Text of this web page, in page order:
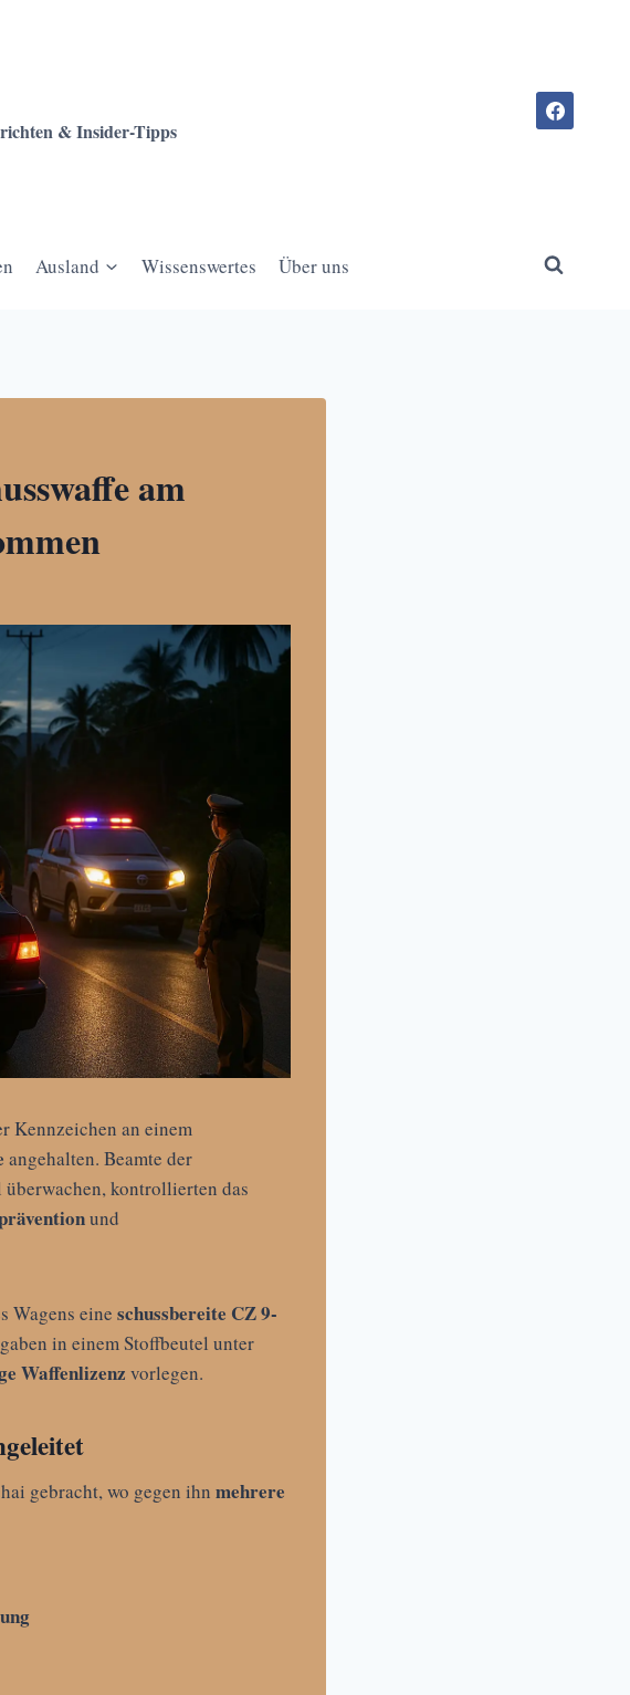
& Insider-Tipps
Ausland Wissenswertes Über uns
am
Kennzeichen an einem
angehalten. Beamte der
kontrollierten das
und
Wagens eine schussbereite CZ 9-
in einem Stoffbeutel unter
Waffenlizenz vorlegen.
gebracht, wo gegen ihn mehrere